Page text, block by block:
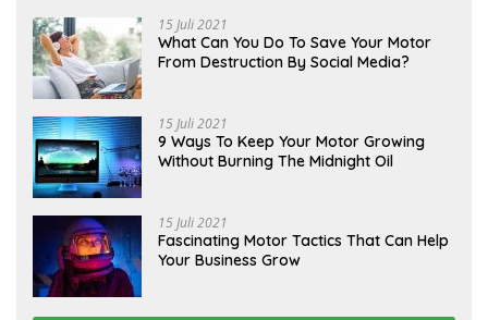
15 Juli 2021
What Can You Do To Save Your Motor
From Destruction By Social Media?
15 Juli 2021
9 Ways To Keep Your Motor Growing
Without Burning The Midnight Oil
15 Juli 2021
Fascinating Motor Tactics That Can Help
Your Business Grow